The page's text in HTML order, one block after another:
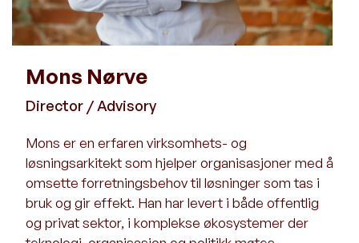
Mons Nørve
Director / Advisory
Mons er en erfaren virksomhets- og
løsningsarkitekt som hjelper organisasjoner med å
omsette forretningsbehov til løsninger som tas i
bruk og gir effekt. Han har levert i både offentlig
og privat sektor, i komplekse økosystemer der